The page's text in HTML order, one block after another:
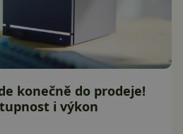
konečně do prodeje!
i výkon